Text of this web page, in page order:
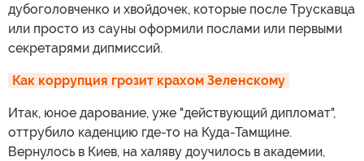
дубоголовченко и хвойдочек, которые после Трускавца
или просто из сауны оформили послами или первыми
секретарями дипмиссий.
Как коррупция грозит крахом Зеленскому
Итак, юное дарование, уже "действующий дипломат",
оттрубило каденцию где-то на Куда-Тамщине.
Вернулось в Киев, на халяву доучилось в академии,